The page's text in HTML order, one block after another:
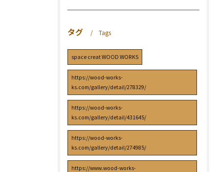
タグ Tags
space creat WOOD WORKS
https://wood-works-
ks.com/gallery/detail/278329/
https://wood-works-
ks.com/gallery/detail/431645/
https://wood-works-
ks.com/gallery/detail/274985/
https://www.wood-works-